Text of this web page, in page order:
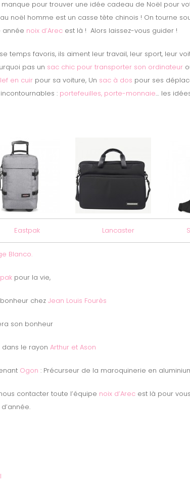
manque pour trouver une idée cadeau de Noël pour
noël homme est un casse tète chinois ! On tourne
année noix d’Arecest là ! Alors laissez-vous guider !
temps favoris, ils aiment leur travail, leur sport, leur
pas un sac chic pour transporter son ordinateur
en cuirpour sa voiture, Un sac à dos pour ses
:portefeuilles, porte-monnaie… les
Eastpak Lancaster
Blanco.
pour la vie,
chez Jean Louis Fourès
son bonheur
dans le rayon Arthur et Ason
Ogon : Précurseur de la maroquinerie en
contacter toute l’équipe noix d’Arecest là pour